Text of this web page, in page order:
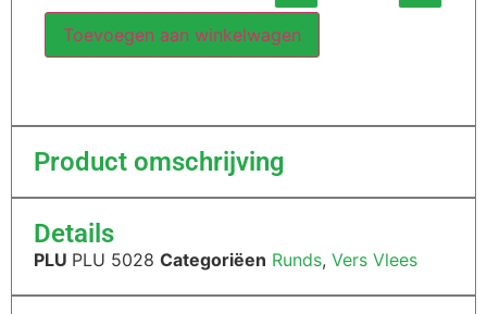
Toevoegen aan winkelwagen
Product omschrijving
Details
PLU PLU 5028 Categoriëen Runds, Vers Vlees